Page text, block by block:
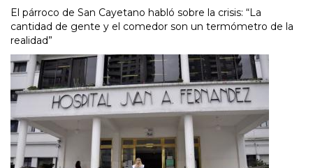
El párroco de San Cayetano habló sobre la crisis: “La
cantidad de gente y el comedor son un termómetro de la
realidad”